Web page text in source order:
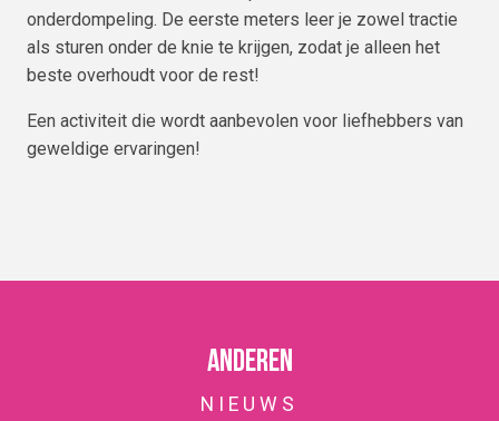
onderdompeling. De eerste meters leer je zowel tractie
als sturen onder de knie te krijgen, zodat je alleen het
beste overhoudt voor de rest!
Een activiteit die wordt aanbevolen voor liefhebbers van
geweldige ervaringen!
Anderen
NIEUWS
Wat dacht je ervan om vanavond je dag te verlengen
niet het einde van het skiën – het is het beste deel.